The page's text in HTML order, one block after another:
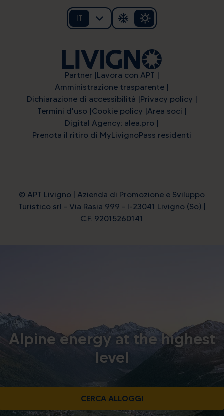
IT
Partner Lavora con APT
Amministrazione trasparente
Dichiarazione di accessibilità Privacy policy
Termini d'uso Cookie policy Area soci
Digital Agency: alea.pro
Prenota il ritiro di MyLivignoPass residenti
© APT Livigno | Azienda di Promozione e Sviluppo
Turistico srl - Via Rasia 999 - I-23041 Livigno (So) |
C.F. 92015260141
Alpine energy at the highest
level
CERCA ALLOGGI